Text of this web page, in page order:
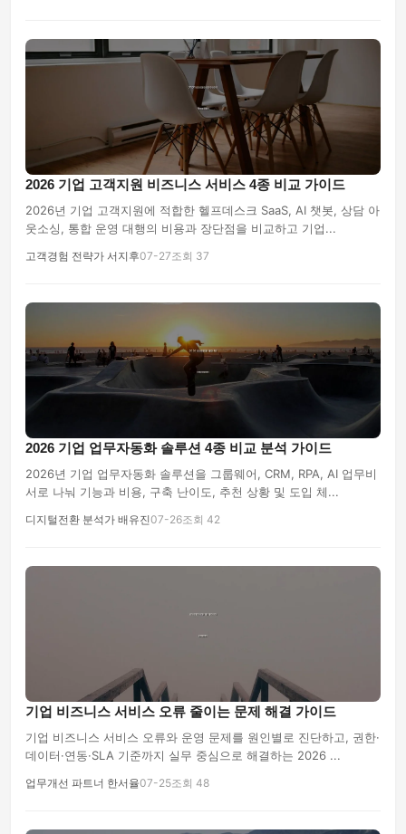
2026 기업 고객지원 비즈니스 서비스 4종 비교 가이드
2026년 기업 고객지원에 적합한 헬프데스크 SaaS, AI 챗봇, 상담 아
웃소싱, 통합 운영 대행의 비용과 장단점을 비교하고 기업...
고객경험 전략가 서지후07-27조회 37
2026 기업 업무자동화 솔루션 4종 비교 분석 가이드
2026년 기업 업무자동화 솔루션을 그룹웨어, CRM, RPA, AI 업무비
서로 나눠 기능과 비용, 구축 난이도, 추천 상황 및 도입 체...
디지털전환 분석가 배유진07-26조회 42
기업 비즈니스 서비스 오류 줄이는 문제 해결 가이드
기업 비즈니스 서비스 오류와 운영 문제를 원인별로 진단하고, 권한·
데이터·연동·SLA 기준까지 실무 중심으로 해결하는 2026 ...
업무개선 파트너 한서율07-25조회 48